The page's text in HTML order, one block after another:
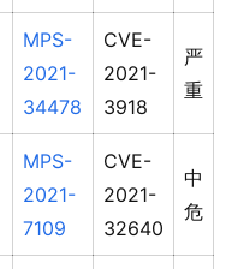
MPS-
2021-
34478
CVE-
2021-
3918
严
重
MPS-
2021-
7109
CVE-
2021-
32640
中
危